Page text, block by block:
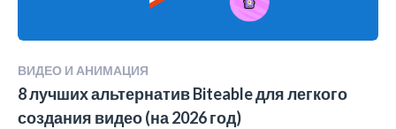
ВИДЕО И АНИМАЦИЯ
8 лучших альтернатив Biteable для легкого
создания видео (на 2026 год)